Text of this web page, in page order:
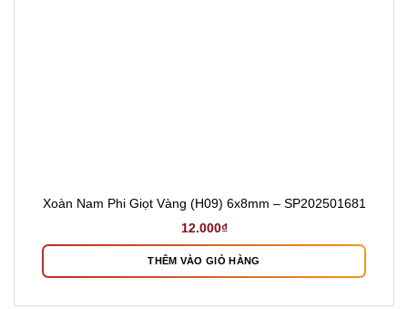
Xoàn Nam Phi Giọt Vàng (H09) 6x8mm – SP202501681
12.000₫
THÊM VÀO GIỎ HÀNG